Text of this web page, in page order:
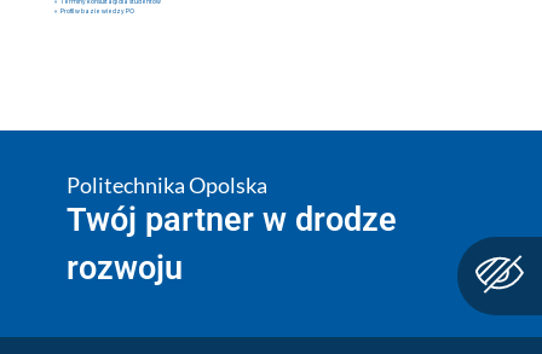
Profil w bazie wiedzy PO
Politechnika Opolska
Twój partner w drodze
rozwoju